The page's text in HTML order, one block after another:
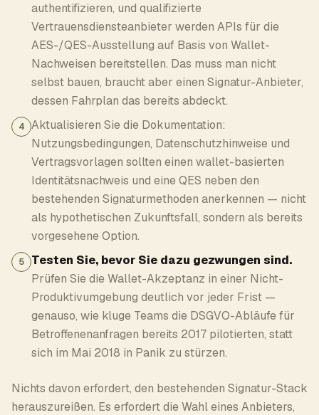
authentifizieren, und qualifizierte
Vertrauensdiensteanbieter werden APIs für die
AES-/QES-Ausstellung auf Basis von Wallet-
Nachweisen bereitstellen. Das muss man nicht
selbst bauen, braucht aber einen Signatur-Anbieter,
dessen Fahrplan das bereits abdeckt.
4
Aktualisieren Sie die Dokumentation:
Nutzungsbedingungen, Datenschutzhinweise und
Vertragsvorlagen sollten einen wallet-basierten
Identitätsnachweis und eine QES neben den
bestehenden Signaturmethoden anerkennen — nicht
als hypothetischen Zukunftsfall, sondern als bereits
vorgesehene Option.
5
Testen Sie, bevor Sie dazu gezwungen sind.
Prüfen Sie die Wallet-Akzeptanz in einer Nicht-
Produktivumgebung deutlich vor jeder Frist —
genauso, wie kluge Teams die DSGVO-Abläufe für
Betroffenenanfragen bereits 2017 pilotierten, statt
sich im Mai 2018 in Panik zu stürzen.
Nichts davon erfordert, den bestehenden Signatur-Stack
herauszureißen. Es erfordert die Wahl eines Anbieters,